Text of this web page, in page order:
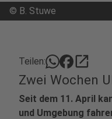
© B. Stuwe
Teilen: open_in_new
Zwei Wochen
Seit dem 11. April
und Umgebung